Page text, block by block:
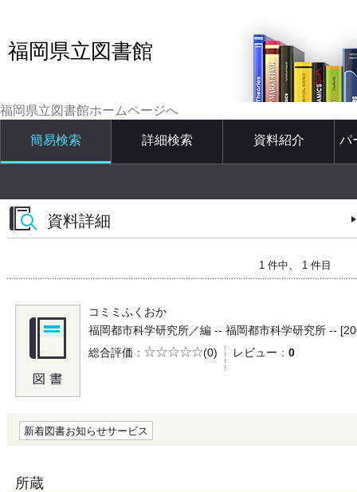
福岡県立図書館
福岡県立図書館ホームページへ
簡易検索 詳細検索 資料紹介 パ
資料詳細
1 件中、 1 件目
コミミふくおか
福岡都市科学研究所／編 -- 福岡都市科学研究所 --
総合評価
5段階評価
(0) レビュー 0
新着図書お知らせサービス
所蔵